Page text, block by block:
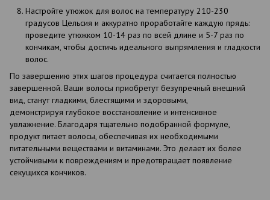
Настройте утюжок для волос на температуру 210-230
градусов Цельсия и аккуратно проработайте каждую прядь:
проведите утюжком 10-14 раз по всей длине и 5-7 раз по
кончикам, чтобы достичь идеального выпрямления и гладкости
волос.
По завершению этих шагов процедура считается полностью
завершенной. Ваши волосы приобретут безупречный внешний
вид, станут гладкими, блестящими и здоровыми,
демонстрируя глубокое восстановление и интенсивное
увлажнение. Благодаря тщательно подобранной формуле,
продукт питает волосы, обеспечивая их необходимыми
питательными веществами и витаминами. Это делает их более
устойчивыми к повреждениям и предотвращает появление
секущихся кончиков.